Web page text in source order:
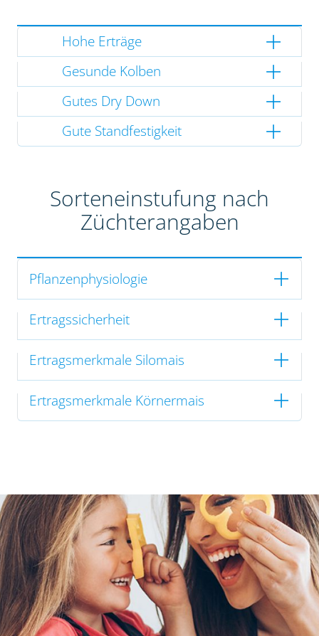
Hohe Erträge
Gesunde Kolben
Gutes Dry Down
Gute Standfestigkeit
Sorteneinstufung nach
Züchterangaben
Pflanzenphysiologie
Ertragssicherheit
Ertragsmerkmale Silomais
Ertragsmerkmale Körnermais